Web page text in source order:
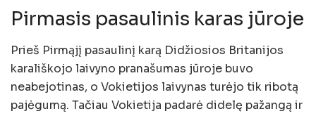
Pirmasis pasaulinis karas jūroje
Prieš Pirmąjį pasaulinį karą Didžiosios Britanijos
karališkojo laivyno pranašumas jūroje buvo
neabejotinas, o Vokietijos laivynas turėjo tik ribotą
pajėgumą. Tačiau Vokietija padarė didelę pažangą ir